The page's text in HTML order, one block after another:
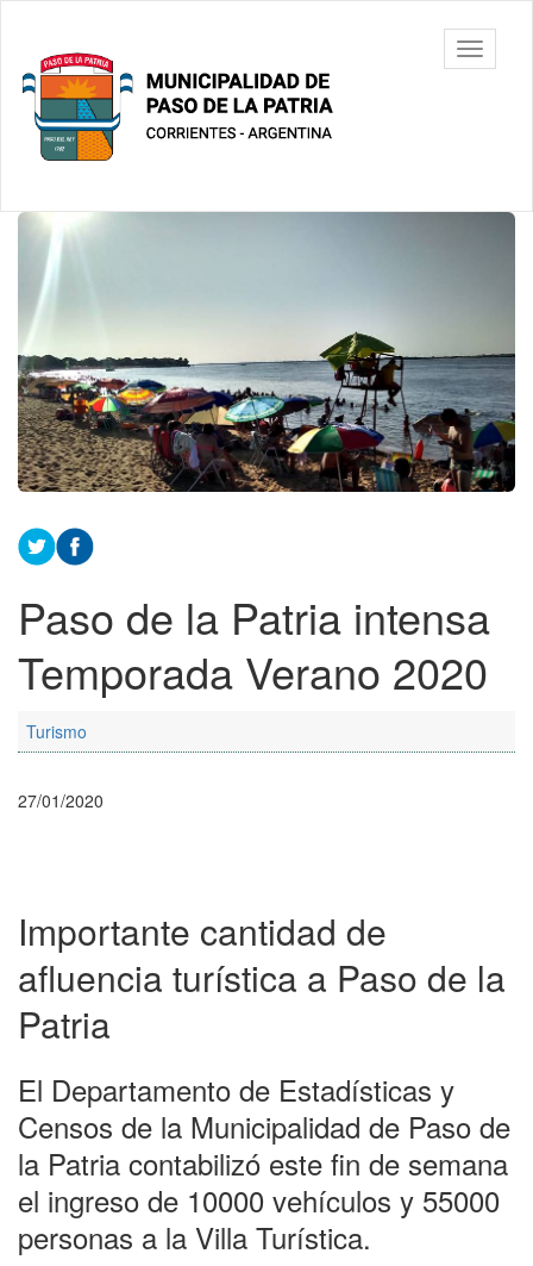
contenido
principal
Municipalidad
de Paso De
La Patria
barra
Contenido
principal
Paso de la Patria intensa
Temporada Verano 2020
Turismo
27/01/2020
Importante cantidad de
afluencia turística a Paso de la
Patria
El Departamento de Estadísticas y
Censos de la Municipalidad de Paso de
la Patria contabilizó este fin de semana
el ingreso de 10000 vehículos y 55000
personas a la Villa Turística.